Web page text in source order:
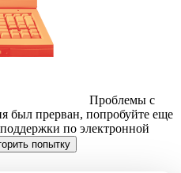
Проблемы с
был прерван, попробуйте еще
по электронной
попытку